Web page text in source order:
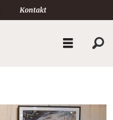
Kontakt